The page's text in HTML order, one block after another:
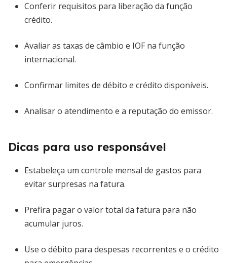
Conferir requisitos para liberação da função
crédito.
Avaliar as taxas de câmbio e IOF na função
internacional.
Confirmar limites de débito e crédito disponíveis.
Analisar o atendimento e a reputação do emissor.
Dicas para uso responsável
Estabeleça um controle mensal de gastos para
evitar surpresas na fatura.
Prefira pagar o valor total da fatura para não
acumular juros.
Use o débito para despesas recorrentes e o crédito